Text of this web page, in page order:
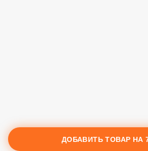
ДОБАВИТЬ ТОВАР НА